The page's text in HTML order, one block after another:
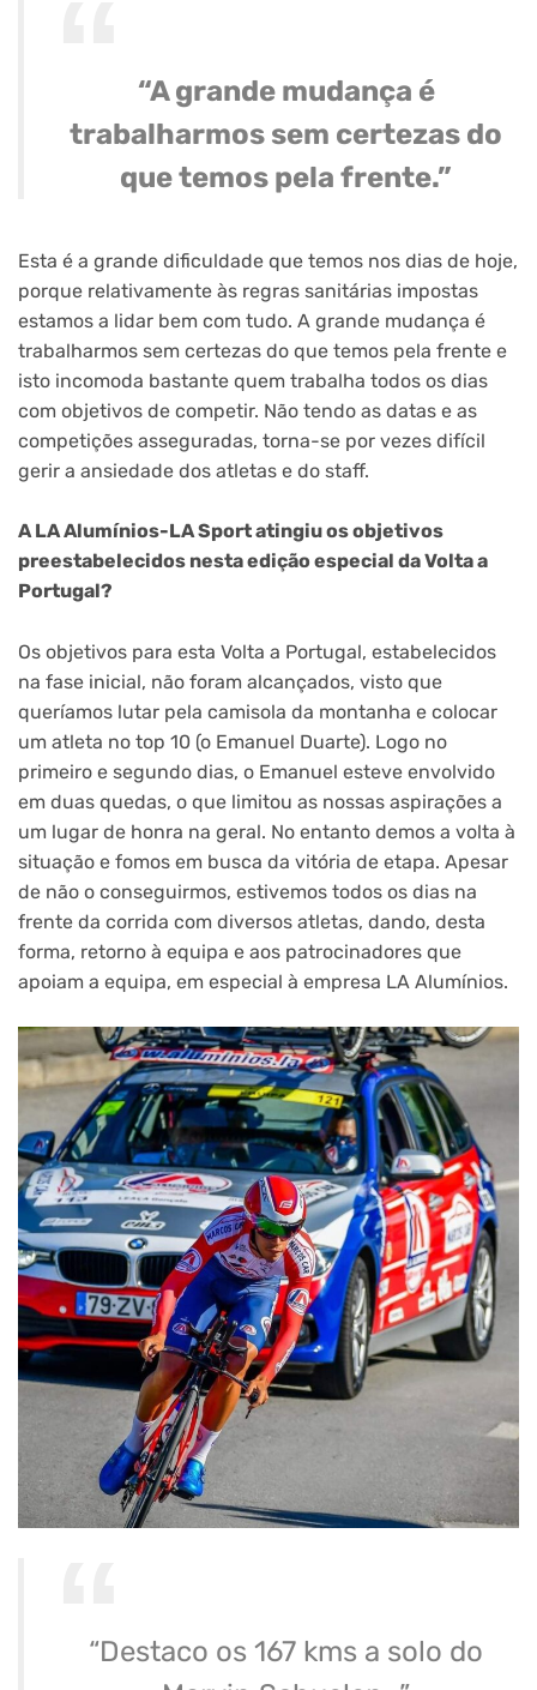
“A grande mudança é
trabalharmos sem certezas do
que temos pela frente.”
Esta é a grande dificuldade que temos nos dias de hoje,
porque relativamente às regras sanitárias impostas
estamos a lidar bem com tudo. A grande mudança é
trabalharmos sem certezas do que temos pela frente e
isto incomoda bastante quem trabalha todos os dias
com objetivos de competir. Não tendo as datas e as
competições asseguradas, torna-se por vezes difícil
gerir a ansiedade dos atletas e do staff.
A LA Alumínios-LA Sport atingiu os objetivos
preestabelecidos nesta edição especial da Volta a
Portugal?
Os objetivos para esta Volta a Portugal, estabelecidos
na fase inicial, não foram alcançados, visto que
queríamos lutar pela camisola da montanha e colocar
um atleta no top 10 (o Emanuel Duarte). Logo no
primeiro e segundo dias, o Emanuel esteve envolvido
em duas quedas, o que limitou as nossas aspirações a
um lugar de honra na geral. No entanto demos a volta à
situação e fomos em busca da vitória de etapa. Apesar
de não o conseguirmos, estivemos todos os dias na
frente da corrida com diversos atletas, dando, desta
forma, retorno à equipa e aos patrocinadores que
apoiam a equipa, em especial à empresa LA Alumínios.
“Destaco os 167 kms a solo do